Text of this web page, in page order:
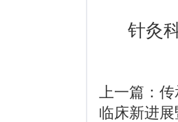
针灸科
上一篇： 传
临床新进